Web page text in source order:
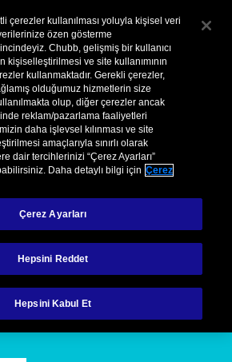
Şikayet
(ML) Elit Yönetici Sorumluluk (ML)
çerezler kullanılması yoluyla kişisel veri
özen gösterme
Chubb, gelişmiş bir kullanıcı
ve site kullanımının
kullanmaktadır. Gerekli çerezler,
olduğumuz hizmetlerin size
olup, diğer çerezler ancak
reklam/pazarlama faaliyetleri
daha işlevsel kılınması ve site
amaçlarıyla sınırlı olarak
dair tercihlerinizi “Çerez Ayarları”
Daha detaylı bilgi için Çerez
Çerez Ayarları
Hepsini Reddet
Hepsini Kabul Et